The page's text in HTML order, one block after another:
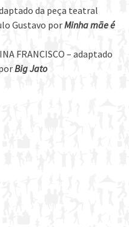
da peça teatral
Gustavo porMinha mãe é
FRANCISCO – adaptado
Big Jato